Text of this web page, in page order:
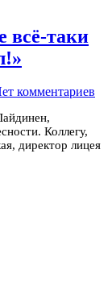
всё-таки
комментариев
Коллегу,
директор лицея